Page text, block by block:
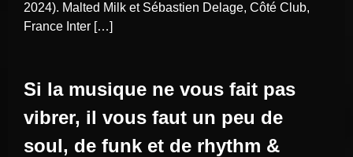
2024). Malted Milk et Sébastien Delage, Côté Club,
France Inter […]
Si la musique ne vous fait pas
vibrer, il vous faut un peu de
soul, de funk et de rhythm &